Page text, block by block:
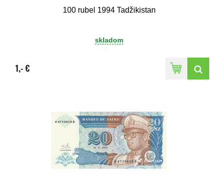
100 rubel 1994 Tadžikistan
skladom
1,- €